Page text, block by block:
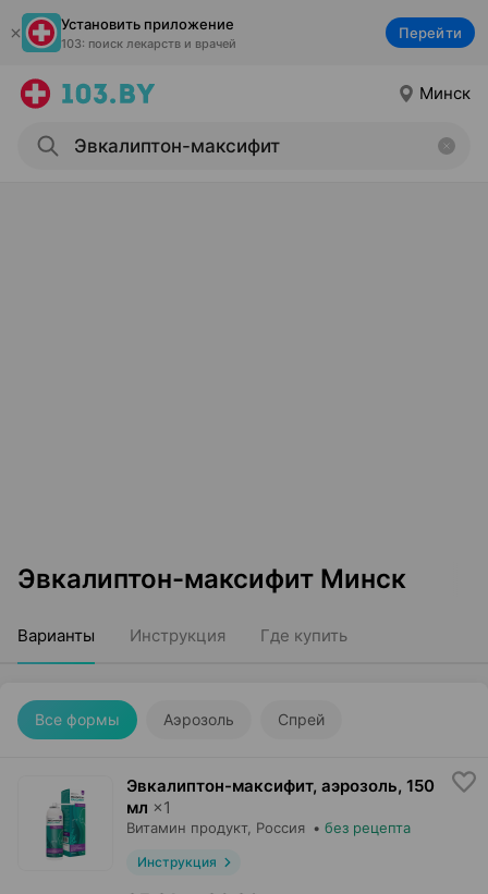
Установить приложение
103: поиск лекарств и врачей
Перейти
Минск
Эвкалиптон-максифит Минск
Варианты Инструкция Где купить
Все формы Аэрозоль Спрей
Эвкалиптон-максифит, аэрозоль, 150
мл ×1
Витамин продукт, Россия • без рецепта
Инструкция